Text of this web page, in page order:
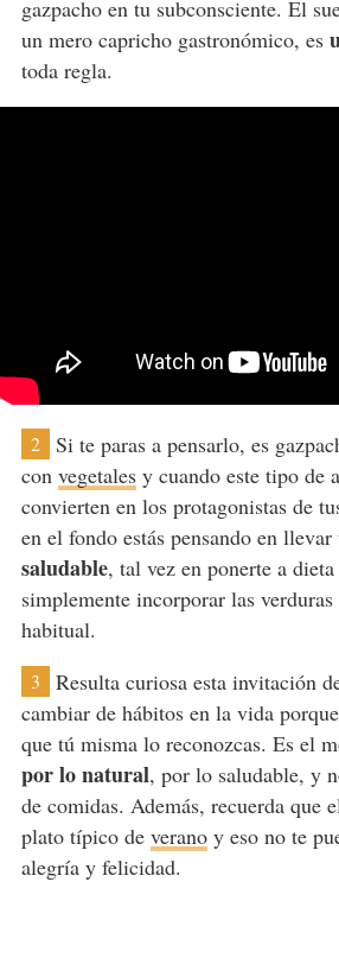
gazpacho en tu subconsciente. El
un mero capricho gastronómico, es
toda regla.
2
Si te paras a pensarlo, es
con vegetalesy cuando este tipo de
convierten en los protagonistas de
en el fondo estás pensando en llevar
saludable, tal vez en ponerte a
simplemente incorporar las
habitual.
3
Resulta curiosa esta invitación
cambiar de hábitos en la vida
que tú misma lo reconozcas. Es el
por lo natural, por lo saludable, y
de comidas. Además, recuerda que
plato típico de veranoy eso no te
alegría y felicidad.